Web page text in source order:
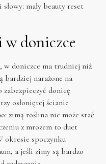
mały beauty reset
doniczce
w doniczce ma trudniej niż
bardziej narażone na
donicę
osłoniętej ścianie
zimą roślina nie może stać
z mrozem to duet
okresie spoczynku
a jeśli zimy są bardzo